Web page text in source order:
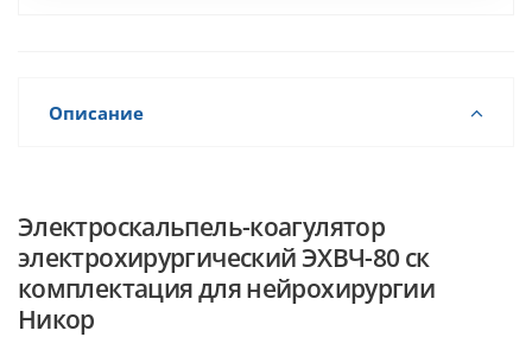
Описание
Электроскальпель-коагулятор
электрохирургический ЭХВЧ-80 ск
комплектация для нейрохирургии
Никор